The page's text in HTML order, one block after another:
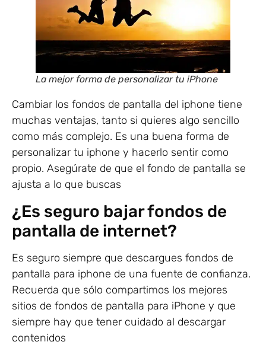
La mejor forma de personalizar tu iPhone
Cambiar los fondos de pantalla del iphone tiene
muchas ventajas, tanto si quieres algo sencillo
como más complejo. Es una buena forma de
personalizar tu iphone y hacerlo sentir como
propio. Asegúrate de que el fondo de pantalla se
ajusta a lo que buscas
¿Es seguro bajar fondos de
pantalla de internet?
Es seguro siempre que descargues fondos de
pantalla para iphone de una fuente de confianza.
Recuerda que sólo compartimos los mejores
sitios de fondos de pantalla para iPhone y que
siempre hay que tener cuidado al descargar
contenidos